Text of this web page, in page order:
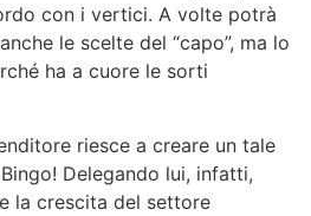
con i vertici. A volte potrà
le scelte del “capo”, ma lo
ha a cuore le sorti
riesce a creare un tale
Delegando lui, infatti,
la crescita del settore